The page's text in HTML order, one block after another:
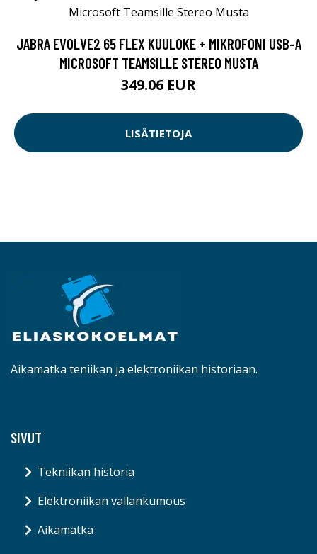
JABRA EVOLVE2 65 FLEX KUULOKE + MIKROFONI USB-A
MICROSOFT TEAMSILLE STEREO MUSTA
349.06 EUR
LISÄTIETOJA
Aikamatka teniikan ja elektroniikan historiaan.
SIVUT
Tekniikan historia
Elektroniikan vallankumous
Aikamatka